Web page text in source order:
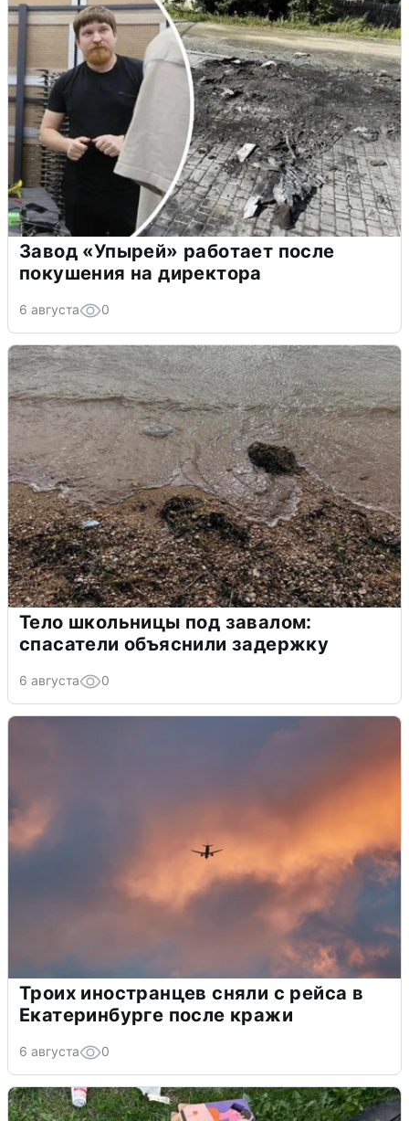
Завод «Упырей» работает после
покушения на директора
6 августа 0
Тело школьницы под завалом:
спасатели объяснили задержку
6 августа 0
Троих иностранцев сняли с рейса в
Екатеринбурге после кражи
6 августа 0